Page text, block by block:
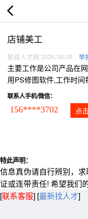
店铺美工
勉县人才网 2026.08.08 举
主要工作是公司产品在
用PS修图软件,工作时间
联系人手机/微信：
156****3702 点
特此声明：
信息真伪请自行辨别，
证或连带责任! 希望我们
[联系客服] [最新找人才]